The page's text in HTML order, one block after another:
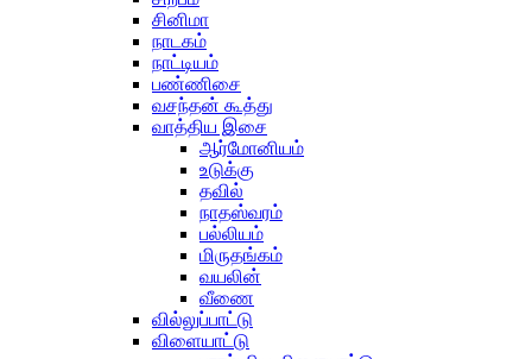
சினிமா
நாடகம்
நாட்டியம்
பண்ணிசை
வசந்தன் கூத்து
வாத்திய இசை
ஆர்மோனியம்
உடுக்கு
தவில்
நாதஸ்வரம்
பல்லியம்
மிருதங்கம்
வயலின்
வீணை
வில்லுப்பாட்டு
விளையாட்டு